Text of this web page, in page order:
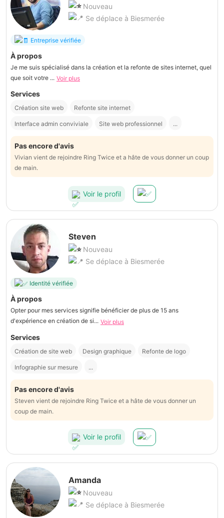
Nouveau
Se déplace à Biesmerée
Entreprise vérifiée
À propos
Je me suis spécialisé dans la création et la refonte de sites internet, quel
que soit votre ... Voir plus
Services
Création site web Refonte site internet
Interface admin conviviale Site web professionnel ...
Pas encore d'avis
Vivian vient de rejoindre Ring Twice et a hâte de vous donner un coup
de main.
Voir le profil
Steven
Nouveau
Se déplace à Biesmerée
Identité vérifiée
À propos
Opter pour mes services signifie bénéficier de plus de 15 ans
d'expérience en création de si... Voir plus
Services
Création de site web Design graphique Refonte de logo
Infographie sur mesure ...
Pas encore d'avis
Steven vient de rejoindre Ring Twice et a hâte de vous donner un
coup de main.
Voir le profil
Amanda
Nouveau
Se déplace à Biesmerée